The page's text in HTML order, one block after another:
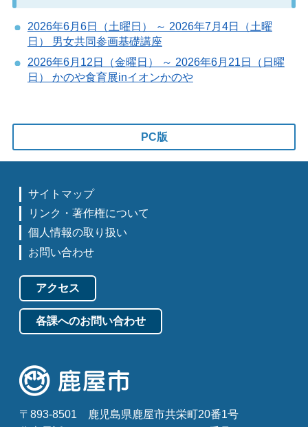
2026年6月6日（土曜日） ～ 2026年7月4日（土曜
日） 男女共同参画基礎講座
2026年6月12日（金曜日） ～ 2026年6月21日（日曜
日） かのや食育展inイオンかのや
PC版
サイトマップ
リンク・著作権について
個人情報の取り扱い
お問い合わせ
アクセス
各課へのお問い合わせ
〒893-8501
鹿児島県鹿屋市共栄町20番1号